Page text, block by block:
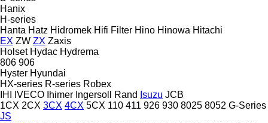
Hanix
H-series
Hanta Hatz Hidromek Hifi Filter Hino Hinowa Hitachi
EX ZW ZX Zaxis
Holset Hydac Hydrema
806 906
Hyster Hyundai
HX-series R-series Robex
IHI
IVECO Ihimer Ingersoll Rand Isuzu JCB
1CX 2CX 3CX 4CX 5CX 110 411 926 930 8025 8052 G-Series
JS